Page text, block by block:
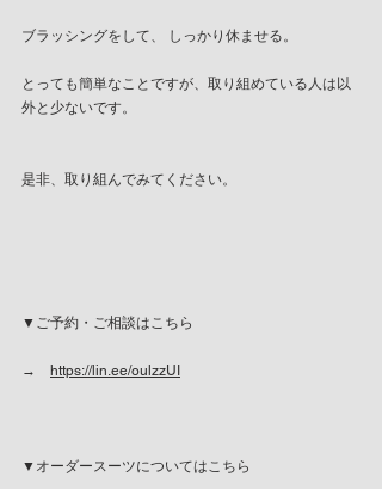
ブラッシングをして、 しっかり休ませる。
とっても簡単なことですが、取り組めている人は以
外と少ないです。
是非、取り組んでみてください。
▼ご予約・ご相談はこちら
→ https://lin.ee/oulzzUI
▼オーダースーツについてはこちら